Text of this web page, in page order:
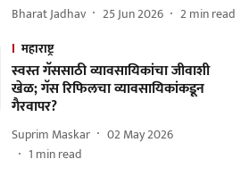
Bharat Jadhav 25 Jun 2026 2min read
महाराष्ट्र
स्वस्त गॅससाठी व्यावसायिकांचा जीवाशी
खेळ; गॅस रिफिलचा व्यावसायिकांकडून
गैरवापर?
Suprim Maskar
02 May 2026
1 min read